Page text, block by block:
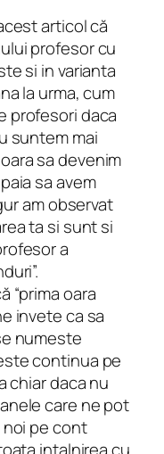
articol că
profesor cu
si in varianta
la urma, cum
profesori daca
suntem mai
sa devenim
sa avem
am observat
ta si sunt si
a
“prima oara
invete ca sa
numeste
continua pe
chiar daca nu
care ne pot
pe cont
intalnirea cu